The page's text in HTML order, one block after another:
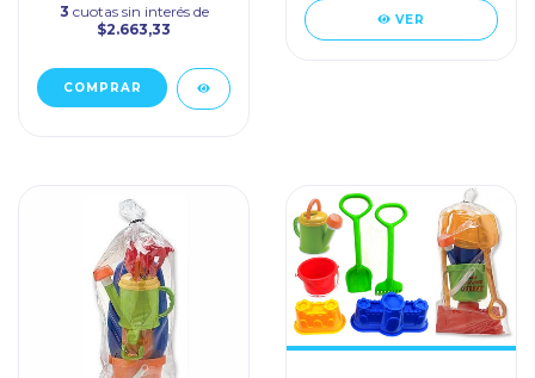
3 cuotas sin interés de
$2.663,33
VER